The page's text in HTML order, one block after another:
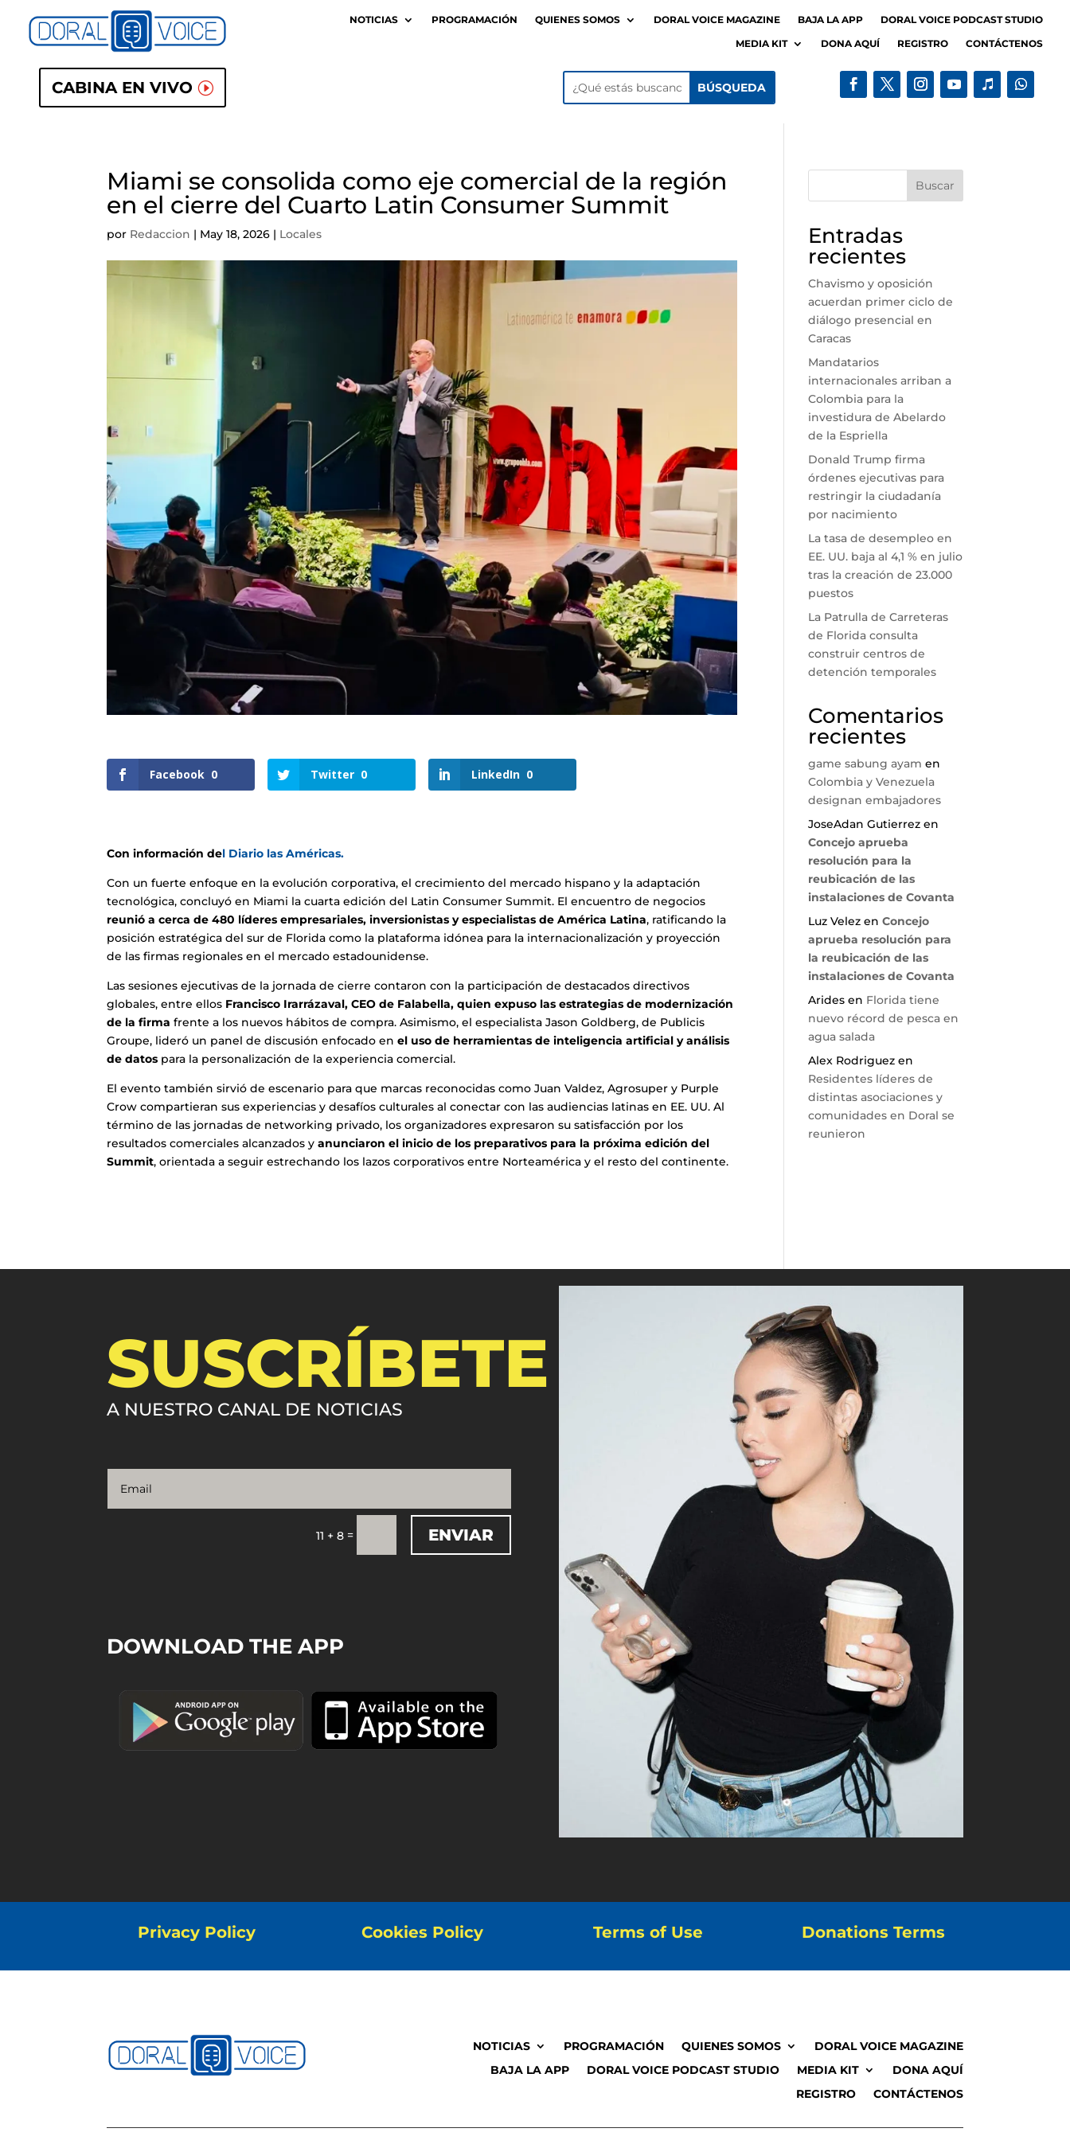
NOTICIAS PROGRAMACIÓN QUIENES SOMOS DORAL VOICE MAGAZINE BAJA LA APP
DORAL VOICE PODCAST STUDIO
MEDIA KIT
DONA AQUÍ REGISTRO CONTÁCTENOS
CABINA EN VIVO
Miami se consolida como eje comercial de la región
en el cierre del Cuarto Latin Consumer Summit
por Redaccion | May 18, 2026 | Locales
Facebook 0 Twitter 0 LinkedIn 0
Con información del Diario las Américas.
Con un fuerte enfoque en la evolución corporativa, el crecimiento del mercado hispano y la adaptación
tecnológica, concluyó en Miami la cuarta edición del Latin Consumer Summit. El encuentro de negocios
reunió a cerca de 480 líderes empresariales, inversionistas y especialistas de América Latina, ratificando la
posición estratégica del sur de Florida como la plataforma idónea para la internacionalización y proyección
de las firmas regionales en el mercado estadounidense.
Las sesiones ejecutivas de la jornada de cierre contaron con la participación de destacados directivos
globales, entre ellos Francisco Irarrázaval, CEO de Falabella, quien expuso las estrategias de modernización
de la firma frente a los nuevos hábitos de compra. Asimismo, el especialista Jason Goldberg, de Publicis
Groupe, lideró un panel de discusión enfocado enel uso de herramientas de inteligencia artificial y análisis
de datos para la personalización de la experiencia comercial.
El evento también sirvió de escenario para que marcas reconocidas como Juan Valdez, Agrosuper y Purple
Crow compartieran sus experiencias y desafíos culturales al conectar con las audiencias latinas en EE. UU. Al
término de las jornadas de networking privado, los organizadores expresaron su satisfacción por los
resultados comerciales alcanzados yanunciaron el inicio de los preparativos para la próxima edición del
Summit, orientada a seguir estrechando los lazos corporativos entre Norteamérica y el resto del continente.
Buscar
Entradas
recientes
Chavismo y oposición
acuerdan primer ciclo de
diálogo presencial en
Caracas
Mandatarios
internacionales arriban a
Colombia para la
investidura de Abelardo
de la Espriella
Donald Trump firma
órdenes ejecutivas para
restringir la ciudadanía
por nacimiento
La tasa de desempleo en
EE. UU. baja al 4,1 % en julio
tras la creación de 23.000
puestos
La Patrulla de Carreteras
de Florida consulta
construir centros de
detención temporales
Comentarios
recientes
game sabung ayam en
Colombia y Venezuela
designan embajadores
JoseAdan Gutierrez en
Concejo aprueba
resolución para la
reubicación de las
instalaciones de Covanta
Luz Velez enConcejo
aprueba resolución para
la reubicación de las
instalaciones de Covanta
Arides en Florida tiene
nuevo récord de pesca en
agua salada
Alex Rodriguez en
Residentes líderes de
distintas asociaciones y
comunidades en Doral se
reunieron
SUSCRÍBETE
A NUESTRO CANAL DE NOTICIAS
11 + 8 = ENVIAR
DOWNLOAD THE APP
Privacy Policy Cookies Policy Terms of Use Donations Terms
NOTICIAS PROGRAMACIÓN QUIENES SOMOS
DORAL VOICE MAGAZINE
BAJA LA APP
DORAL VOICE PODCAST STUDIO MEDIA KIT
DONA AQUÍ
REGISTRO
CONTÁCTENOS